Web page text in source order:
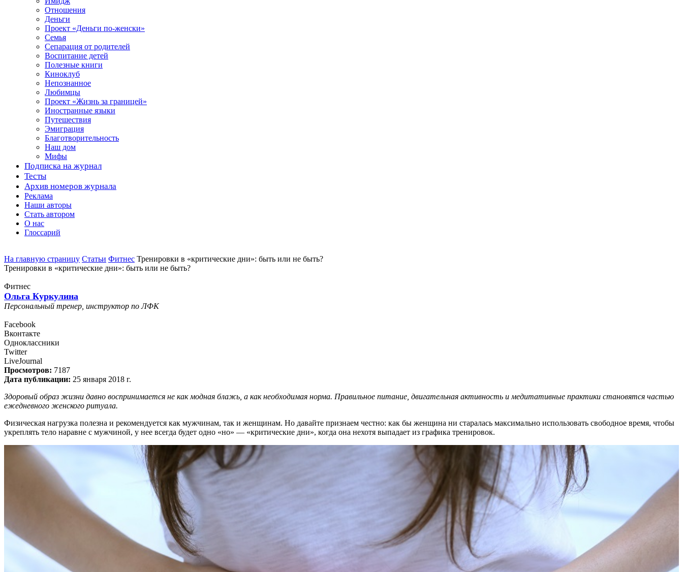
Отношения
Деньги
Проект «Деньги по-женски»
Семья
Сепарация от родителей
Воспитание детей
Полезные книги
Киноклуб
Непознанное
Любимцы
Проект «Жизнь за границей»
Иностранные языки
Путешествия
Эмиграция
Благотворительность
Наш дом
Мифы
Подписка на журнал
Тесты
Архив номеров журнала
Реклама
Наши авторы
Стать автором
О нас
Глоссарий
На главную страницу Статьи Фитнес Тренировки в «критические дни»: быть или не быть?
Тренировки в «критические дни»: быть или не быть?
Фитнес
Ольга Куркулина
Персональный тренер, инструктор по ЛФК
Facebook
Вконтакте
Одноклассники
Twitter
LiveJournal
Просмотров: 7187
Дата публикации: 25 января 2018 г.
Здоровый образ жизни давно воспринимается не как модная блажь, а как необходимая норма. Правильное питание, двигательная активность и медитативные практики становятся частью
ежедневного женского ритуала.
Физическая нагрузка полезна и рекомендуется как мужчинам, так и женщинам. Но давайте признаем честно: как бы женщина ни старалась максимально использовать свободное время, чтобы
укреплять тело наравне с мужчиной, у нее всегда будет одно «но» — «критические дни», когда она нехотя выпадает из графика тренировок.